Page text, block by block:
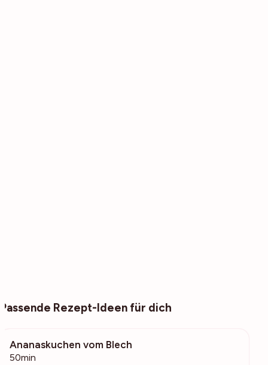
Passende Rezept-Ideen für dich
Ananaskuchen vom Blech
50min